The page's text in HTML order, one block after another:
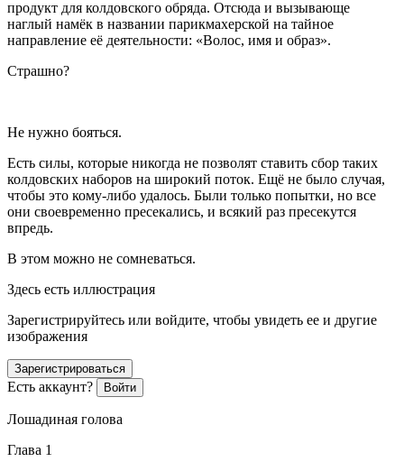
продукт для колдовского обряда. Отсюда и вызывающе
наглый намёк в названии парикмахерской на тайное
направление её деятельности: «Волос, имя и образ».
Страшно?
Не нужно бояться.
Есть силы, которые никогда не позволят ставить сбор таких
колдовских наборов на широкий поток. Ещё не было случая,
чтобы это кому-либо удалось. Были только попытки, но все
они своевременно пресекались, и всякий раз пресекутся
впредь.
В этом можно не сомневаться.
Здесь есть иллюстрация
Зарегистрируйтесь или войдите, чтобы увидеть ее и другие
изображения
Зарегистрироваться
Есть аккаунт? Войти
Лошадиная голова
Глава 1